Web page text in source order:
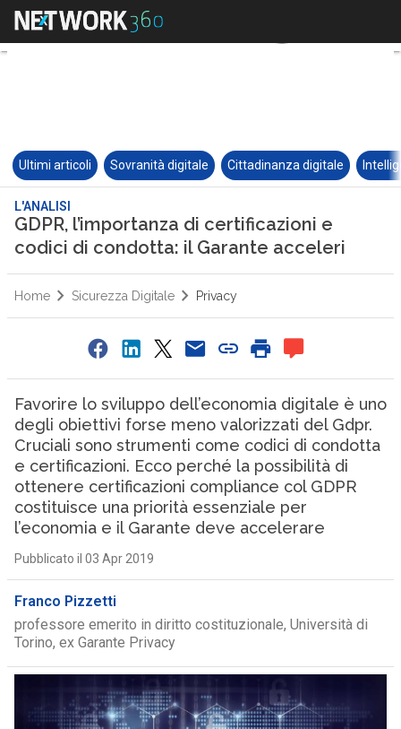
Ultimi articoli Sovranità digitale Cittadinanza digitale
L'ANALISI
GDPR, l’importanza di certificazioni e
codici di condotta: il Garante acceleri
Home Sicurezza Digitale Privacy
Favorire lo sviluppo dell’economia digitale è uno
degli obiettivi forse meno valorizzati del Gdpr.
Cruciali sono strumenti come codici di condotta
e certificazioni. Ecco perché la possibilità di
ottenere certificazioni compliance col GDPR
costituisce una priorità essenziale per
l’economia e il Garante deve accelerare
Pubblicato il 03 Apr 2019
Franco Pizzetti
professore emerito in diritto costituzionale, Università di
Torino, ex Garante Privacy